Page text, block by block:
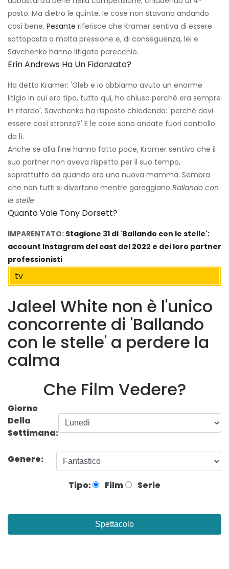
posto. Ma dietro le quinte, le cose non stavano andando
così bene. Pesante riferisce che Kramer sentiva di essere
sottoposta a molta pressione e, di conseguenza, lei e
Savchenko hanno litigato parecchio.
Erin Andrews Ha Un Fidanzato?
Ha detto Kramer: 'Gleb e io abbiamo avuto un enorme
litigio in cui ero tipo, tutto qui, ho chiuso perché era sempre
in ritardo'. Savchenko ha risposto chiedendo: 'perché devi
essere così stronzo?' E le cose sono andate fuori controllo
da lì.
Anche se alla fine hanno fatto pace, Kramer sentiva che il
suo partner non aveva rispetto per il suo tempo,
soprattutto da quando era una nuova mamma. Sembra
che non tutti si divertano mentre gareggiano Ballando con
le stelle .
Quanto Vale Tony Dorsett?
IMPARENTATO: Stagione 31 di 'Ballando con le stelle':
account Instagram del cast del 2022 e dei loro partner
professionisti
tv
Jaleel White non è l'unico
concorrente di 'Ballando
con le stelle' a perdere la
calma
Che Film Vedere?
Giorno
Della
Settimana:
Genere:
Tipo: Film Serie
Spettacolo